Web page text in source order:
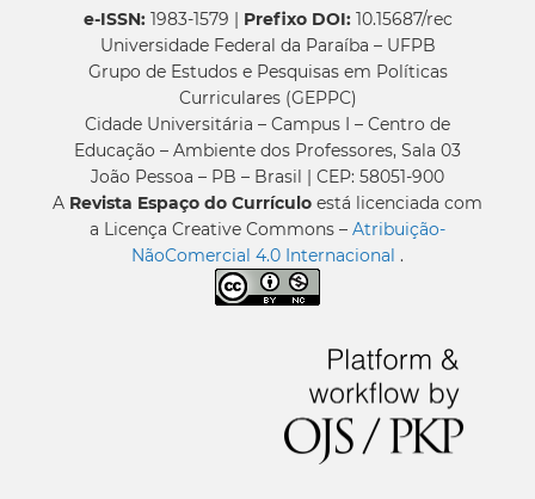
e-ISSN:1983-1579 | Prefixo DOI:10.15687/rec
Universidade Federal da Paraíba – UFPB
Grupo de Estudos e Pesquisas em Políticas
Curriculares (GEPPC)
Cidade Universitária – Campus I – Centro de
Educação – Ambiente dos Professores, Sala 03
João Pessoa – PB – Brasil | CEP: 58051-900
A Revista Espaço do Currículo está licenciada com
a Licença Creative Commons – Atribuição-
NãoComercial 4.0 Internacional .